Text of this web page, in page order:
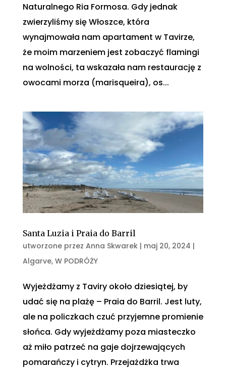
Naturalnego Ria Formosa. Gdy jednak
zwierzyliśmy się Włoszce, która
wynajmowała nam apartament w Tavirze,
że moim marzeniem jest zobaczyć flamingi
na wolności, ta wskazała nam restaurację z
owocami morza (marisqueira), os...
Santa Luzia i Praia do Barril
utworzone przez Anna Skwarek| maj 20, 2024 |
Algarve, W PODRÓŻY
Wyjeżdżamy z Taviry około dziesiątej, by
udać się na plażę – Praia do Barril. Jest luty,
ale na policzkach czuć przyjemne promienie
słońca. Gdy wyjeżdżamy poza miasteczko
aż miło patrzeć na gaje dojrzewających
pomarańczy i cytryn. Przejażdżka trwa